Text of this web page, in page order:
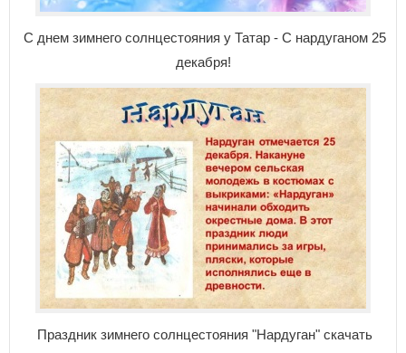
С днем зимнего солнцестояния у Татар - С нардуганом 25
декабря!
Праздник зимнего солнцестояния "Нардуган" скачать